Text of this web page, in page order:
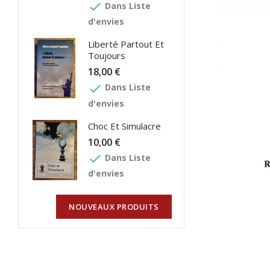
done Dans Liste
d'envies
Liberté Partout Et
Toujours
18,00 €
done Dans Liste
d'envies
Choc Et Simulacre
10,00 €
done Dans Liste
d'envies
NOUVEAUX PRODUITS